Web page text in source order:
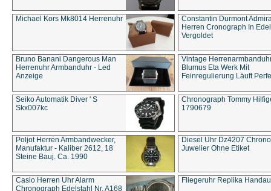
Michael Kors Mk8014 Herrenuhr
Constantin Durmont
Herren Cronograph In
Vergoldet
Bruno Banani Dangerous Man
Herrenuhr Armbanduhr - Led
Anzeige
Vintage
Blumus Eta Werk Mit
Feinregulierung Läuft
Seiko Automatik Diver ' S
Skx007kc
Chronograph Tommy
1790679
Poljot Herren Armbandwecker,
Manufaktur - Kaliber 2612, 18
Steine Bauj. Ca. 1990
Diesel Uhr Dz4207
Juwelier Ohne Etiket
Casio Herren Uhr Alarm
Chronograph Edelstahl Nr. A168
Fliegeruhr Replika